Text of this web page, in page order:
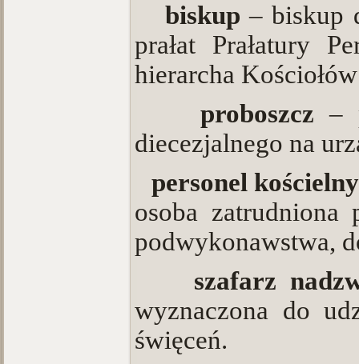
biskup– biskup
prałat Prałatury
hierarcha
proboszcz–
diecezjalnego na
personel
osoba zatrudniona
podwykonawstwa,
szafarz
wyznaczona do
święceń.